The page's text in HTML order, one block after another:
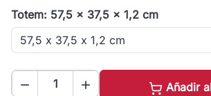
Totem: 57,5 x 37,5 x 1,2 cm
  Añadir